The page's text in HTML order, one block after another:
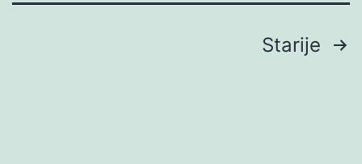
Starije